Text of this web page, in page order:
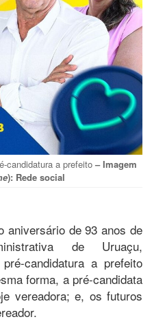
candidatura a prefeito – Imagem
): Rede social
aniversário de 93 anos de
de Uruaçu,
candidatura a prefeito
forma, a pré-candidata
vereadora; e, os futuros